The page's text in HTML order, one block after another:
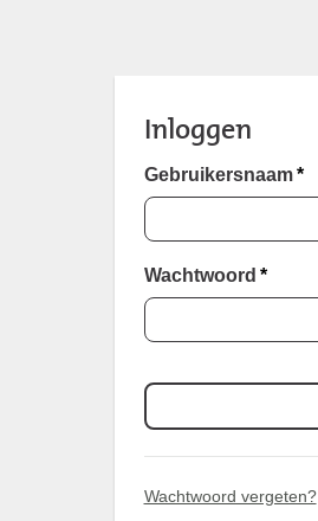
Inloggen
Gebruikersnaam *
Wachtwoord *
Wachtwoord vergeten?